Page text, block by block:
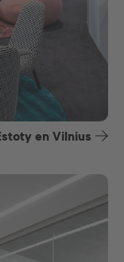
en Vilnius